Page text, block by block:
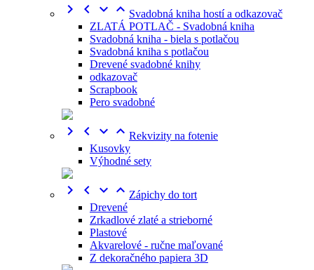
    Svadobná kniha hostí a odkazovač
ZLATÁ POTLAČ - Svadobná kniha
Svadobná kniha - biela s potlačou
Svadobná kniha s potlačou
Drevené svadobné knihy
odkazovač
Scrapbook
Pero svadobné
    Rekvizity na fotenie
Kusovky
Výhodné sety
    Zápichy do tort
Drevené
Zrkadlové zlaté a strieborné
Plastové
Akvarelové - ručne maľované
Z dekoračného papiera 3D